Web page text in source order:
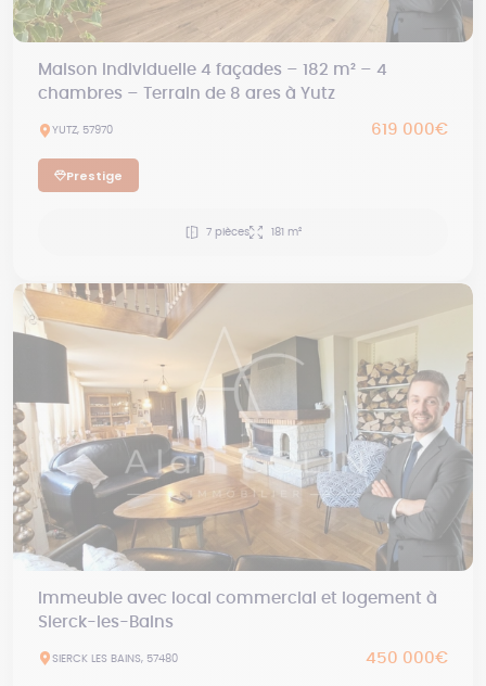
Maison individuelle 4 façades – 182 m² – 4
chambres – Terrain de 8 ares à Yutz
YUTZ, 57970 619 000€
Prestige
7 pièces 181 m²
Immeuble avec local commercial et logement à
Sierck-les-Bains
SIERCK LES BAINS, 57480 450 000€